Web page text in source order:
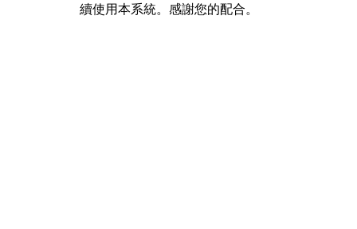
續使用本系統。感謝您的配合。